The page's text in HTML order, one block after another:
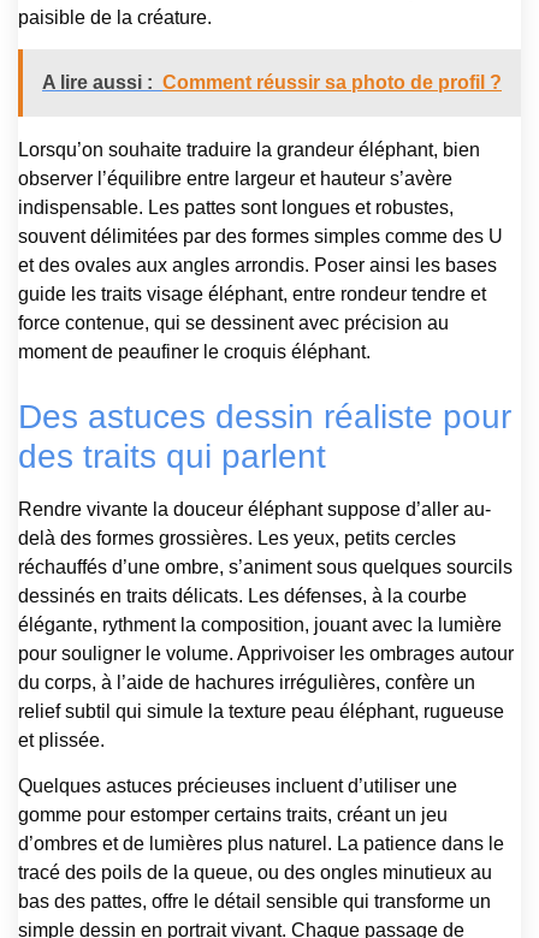
paisible de la créature.
A lire aussi : Comment réussir sa photo de profil ?
Lorsqu’on souhaite traduire la grandeur éléphant, bien
observer l’équilibre entre largeur et hauteur s’avère
indispensable. Les pattes sont longues et robustes,
souvent délimitées par des formes simples comme des U
et des ovales aux angles arrondis. Poser ainsi les bases
guide les traits visage éléphant, entre rondeur tendre et
force contenue, qui se dessinent avec précision au
moment de peaufiner le croquis éléphant.
Des astuces dessin réaliste pour
des traits qui parlent
Rendre vivante la douceur éléphant suppose d’aller au-
delà des formes grossières. Les yeux, petits cercles
réchauffés d’une ombre, s’animent sous quelques sourcils
dessinés en traits délicats. Les défenses, à la courbe
élégante, rythment la composition, jouant avec la lumière
pour souligner le volume. Apprivoiser les ombrages autour
du corps, à l’aide de hachures irrégulières, confère un
relief subtil qui simule la texture peau éléphant, rugueuse
et plissée.
Quelques astuces précieuses incluent d’utiliser une
gomme pour estomper certains traits, créant un jeu
d’ombres et de lumières plus naturel. La patience dans le
tracé des poils de la queue, ou des ongles minutieux au
bas des pattes, offre le détail sensible qui transforme un
simple dessin en portrait vivant. Chaque passage de